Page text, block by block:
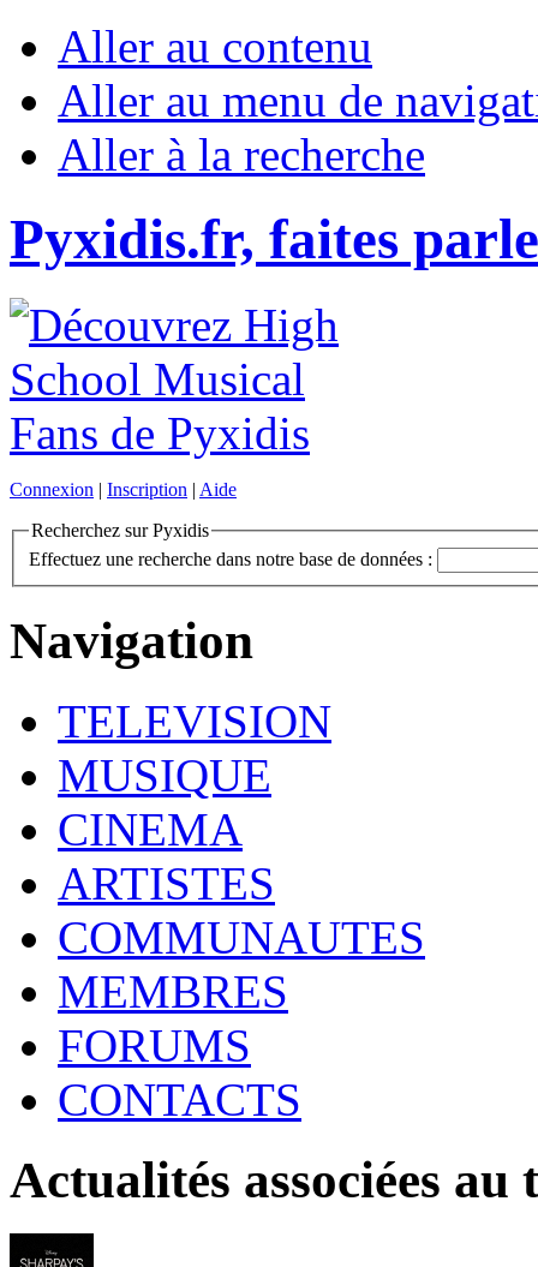
Aller au contenu
Aller au menu de
Aller à la recherche
Pyxidis.fr, faites
Connexion | Inscription | Aide
Recherchez sur Pyxidis
Effectuez une recherche dans notre base de données :
Navigation
TELEVISION
MUSIQUE
CINEMA
ARTISTES
COMMUNAUTES
MEMBRES
FORUMS
CONTACTS
Actualités associées au